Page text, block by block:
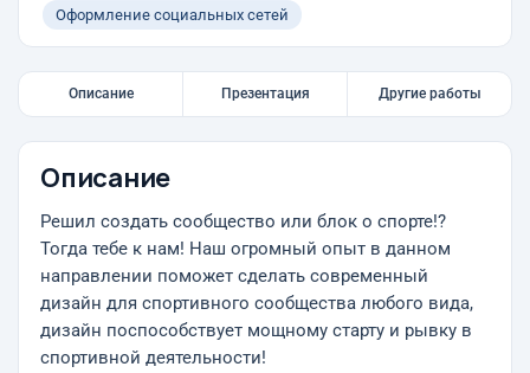
Оформление социальных сетей
Описание Презентация Другие работы
Описание
Решил создать сообщество или блок о спорте!?
Тогда тебе к нам! Наш огромный опыт в данном
направлении поможет сделать современный
дизайн для спортивного сообщества любого вида,
дизайн поспособствует мощному старту и рывку в
спортивной деятельности!